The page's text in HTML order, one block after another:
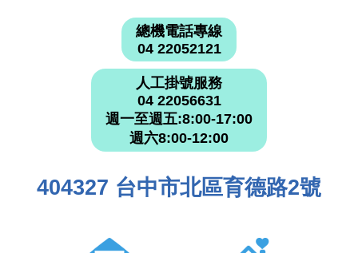
總機電話專線
04 22052121
人工掛號服務
04 22056631
週一至週五:8:00-17:00
週六8:00-12:00
404327 台中市北區育德路2號